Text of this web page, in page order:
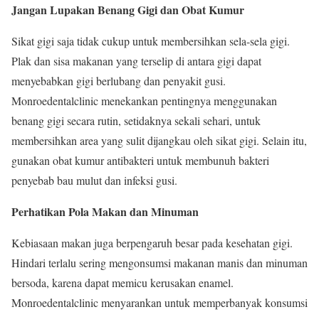
Jangan Lupakan Benang Gigi dan Obat Kumur
Sikat gigi saja tidak cukup untuk membersihkan sela-sela gigi.
Plak dan sisa makanan yang terselip di antara gigi dapat
menyebabkan gigi berlubang dan penyakit gusi.
Monroedentalclinic menekankan pentingnya menggunakan
benang gigi secara rutin, setidaknya sekali sehari, untuk
membersihkan area yang sulit dijangkau oleh sikat gigi. Selain itu,
gunakan obat kumur antibakteri untuk membunuh bakteri
penyebab bau mulut dan infeksi gusi.
Perhatikan Pola Makan dan Minuman
Kebiasaan makan juga berpengaruh besar pada kesehatan gigi.
Hindari terlalu sering mengonsumsi makanan manis dan minuman
bersoda, karena dapat memicu kerusakan enamel.
Monroedentalclinic menyarankan untuk memperbanyak konsumsi